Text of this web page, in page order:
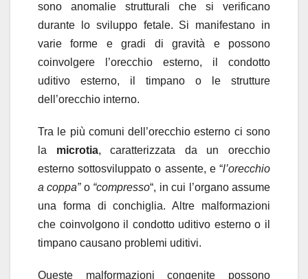
sono anomalie strutturali che si verificano
durante lo sviluppo fetale. Si manifestano in
varie forme e gradi di gravità e possono
coinvolgere l’orecchio esterno, il condotto
uditivo esterno, il timpano o le strutture
dell’orecchio interno.
Tra le più comuni dell’orecchio esterno ci sono
la microtia, caratterizzata da un orecchio
esterno sottosviluppato o assente, e “l’orecchio
a coppa”o “compresso“, in cui l’organo assume
una forma di conchiglia. Altre malformazioni
che coinvolgono il condotto uditivo esterno o il
timpano causano problemi uditivi.
Queste malformazioni congenite possono